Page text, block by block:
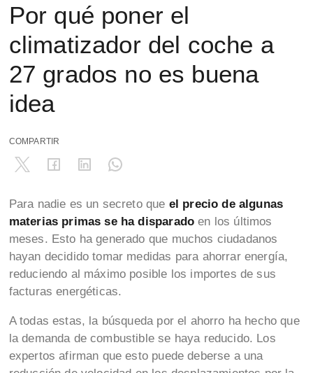
Por qué poner el
climatizador del coche a
27 grados no es buena
idea
COMPARTIR
Para nadie es un secreto que el precio de algunas
materias primas se ha disparado en los últimos
meses. Esto ha generado que muchos ciudadanos
hayan decidido tomar medidas para ahorrar energía,
reduciendo al máximo posible los importes de sus
facturas energéticas.
A todas estas, la búsqueda por el ahorro ha hecho que
la demanda de combustible se haya reducido. Los
expertos afirman que esto puede deberse a una